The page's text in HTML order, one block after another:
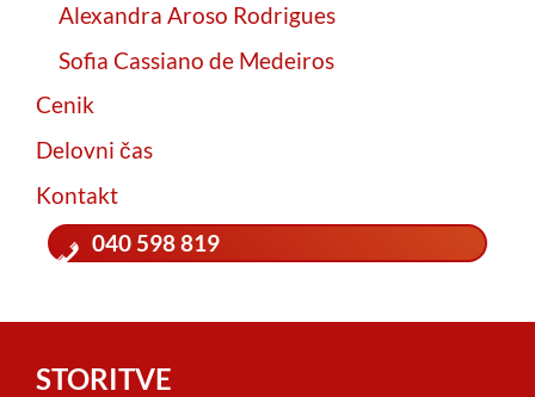
Alexandra Aroso Rodrigues
Sofia Cassiano de Medeiros
Cenik
Delovni čas
Kontakt
040 598 819
STORITVE